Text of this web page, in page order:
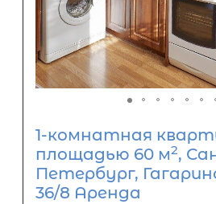
1-комнатная
площадью 60 м2,
Петербург,
36/8 Аренда